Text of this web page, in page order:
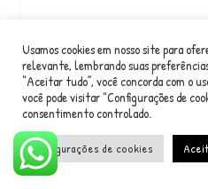
Usamos cookies em nosso site para
relevante, lembrando suas
“Aceitar tudo”, você concorda com o
você pode visitar "Configurações de
consentimento controlado.
Configurações de cookies